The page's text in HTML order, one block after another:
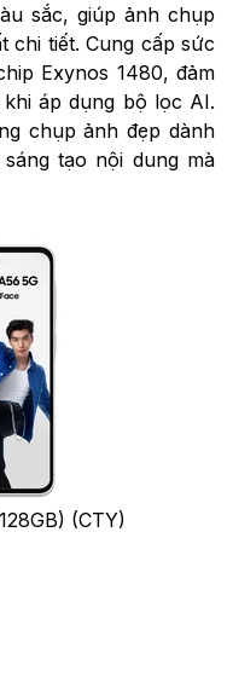
sắc, giúp ảnh chụp
chi tiết. Cung cấp sức
Exynos 1480, đảm
áp dụng bộ lọc AI.
chụp ảnh đẹp dành
tạo nội dung mà
(CTY)